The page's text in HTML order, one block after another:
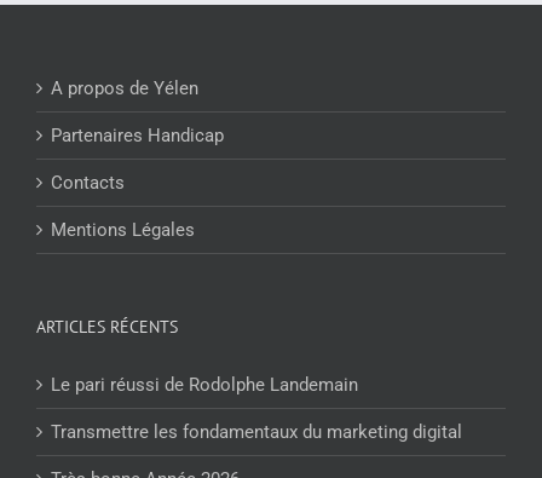
A propos de Yélen
Partenaires Handicap
Contacts
Mentions Légales
ARTICLES RÉCENTS
Le pari réussi de Rodolphe Landemain
Transmettre les fondamentaux du marketing digital